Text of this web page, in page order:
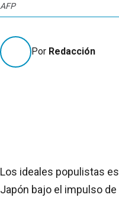
AFP
Por Redacción
Los ideales populistas
Japón bajo el impulso